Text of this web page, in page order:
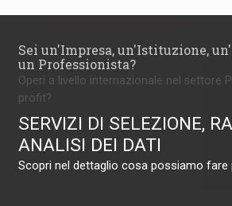
Sei un'Impresa, un'Istituzione,
un Professionista?
Operi a livello internazionale nel settore
profit?
SERVIZI DI SELEZIONE,
ANALISI DEI DATI
Scopri nel dettaglio cosa possiamo fare